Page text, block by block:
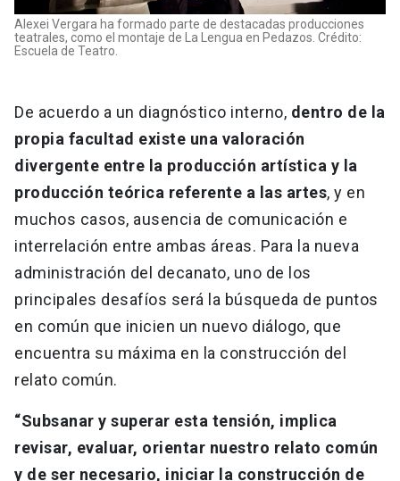
Alexei Vergara ha formado parte de destacadas producciones
teatrales, como el montaje de La Lengua en Pedazos. Crédito:
Escuela de Teatro.
De acuerdo a un diagnóstico interno, dentro de la
propia facultad existe una valoración
divergente entre la producción artística y la
producción teórica referente a las artes, y en
muchos casos, ausencia de comunicación e
interrelación entre ambas áreas. Para la nueva
administración del decanato, uno de los
principales desafíos será la búsqueda de puntos
en común que inicien un nuevo diálogo, que
encuentra su máxima en la construcción del
relato común.
“Subsanar y superar esta tensión, implica
revisar, evaluar, orientar nuestro relato común
y de ser necesario, iniciar la construcción de